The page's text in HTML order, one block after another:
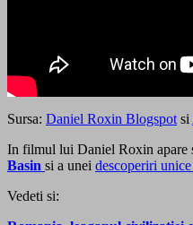
Sursa: Daniel Roxin Blogspot si
In filmul lui Daniel Roxin apare
Basin si a unei descoperiri
Vedeti si: